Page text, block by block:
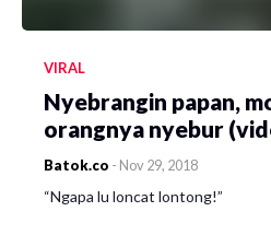
VIRAL
Nyebrangin papan,
orangnya nyebur
Batok.co - Nov 29, 2018
“Ngapa lu loncat lontong!”